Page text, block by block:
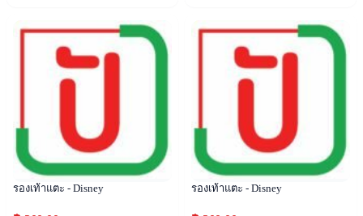
Popular
รองเท้าแตะ - Disney
Popular
รองเท้าแตะ - Disney